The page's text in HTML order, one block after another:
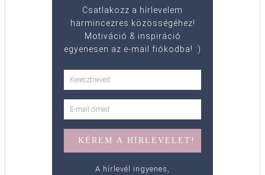
Csatlakozz a hírlevelem
harmincezres közösségéhez!
Motiváció & inspiráció
egyenesen az e-mail fiókodba! :)
A hírlevél ingyenes,